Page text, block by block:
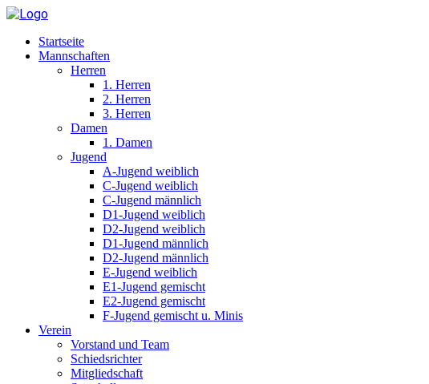
Startseite
Mannschaften
Herren
1. Herren
2. Herren
3. Herren
Damen
1. Damen
Jugend
A-Jugend weiblich
C-Jugend weiblich
C-Jugend männlich
D1-Jugend weiblich
D2-Jugend weiblich
D1-Jugend männlich
D2-Jugend männlich
E-Jugend weiblich
E1-Jugend gemischt
E2-Jugend gemischt
F-Jugend gemischt u. Minis
Verein
Vorstand und Team
Schiedsrichter
Mitgliedschaft